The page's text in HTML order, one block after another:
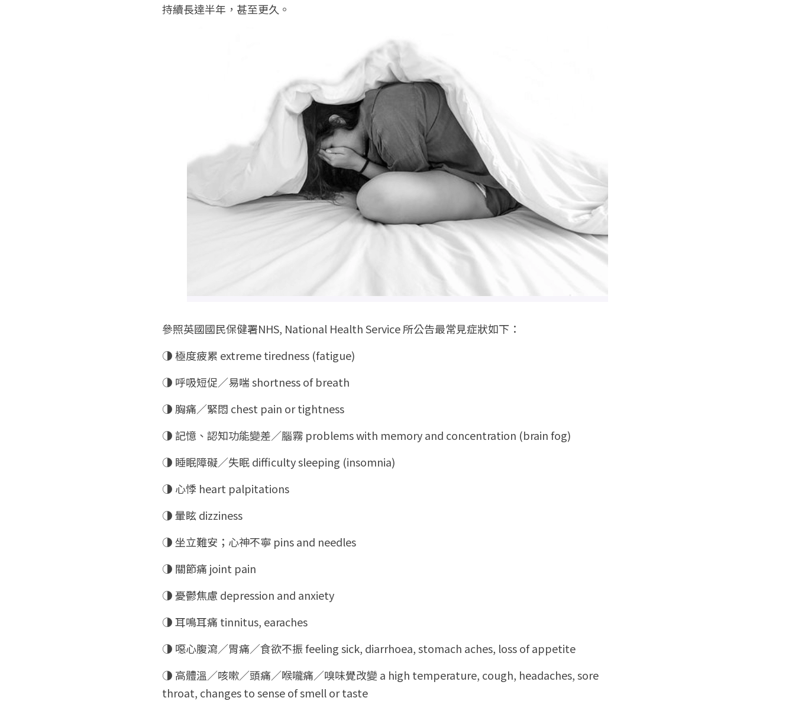
持續長達半年，甚至更久。
參照英國國民保健署NHS, National Health Service 所公告最常見症狀如下：
◑ 極度疲累 extreme tiredness (fatigue)
◑ 呼吸短促／易喘 shortness of breath
◑ 胸痛／緊悶 chest pain or tightness
◑ 記憶、認知功能變差／腦霧 problems with memory and concentration (brain fog)
◑ 睡眠障礙／失眠 difficulty sleeping (insomnia)
◑ 心悸 heart palpitations
◑ 暈眩 dizziness
◑ 坐立難安；心神不寧 pins and needles
◑ 關節痛 joint pain
◑ 憂鬱焦慮 depression and anxiety
◑ 耳鳴耳痛 tinnitus, earaches
◑ 噁心腹瀉／胃痛／食欲不振 feeling sick, diarrhoea, stomach aches, loss of appetite
◑ 高體溫／咳嗽／頭痛／喉嚨痛／嗅味覺改變 a high temperature, cough, headaches, sore
throat, changes to sense of smell or taste